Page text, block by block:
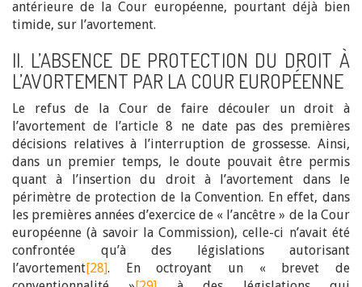
antérieure de la Cour européenne, pourtant déjà bien
timide, sur l’avortement.
II. L’ABSENCE DE PROTECTION DU DROIT À
L’AVORTEMENT PAR LA COUR EUROPÉENNE
Le refus de la Cour de faire découler un droit à
l’avortement de l’article 8 ne date pas des premières
décisions relatives à l’interruption de grossesse. Ainsi,
dans un premier temps, le doute pouvait être permis
quant à l’insertion du droit à l’avortement dans le
périmètre de protection de la Convention. En effet, dans
les premières années d’exercice de « l’ancêtre » de la Cour
européenne (à savoir la Commission), celle-ci n’avait été
confrontée qu’à des législations autorisant
l’avortement[28]. En octroyant un « brevet de